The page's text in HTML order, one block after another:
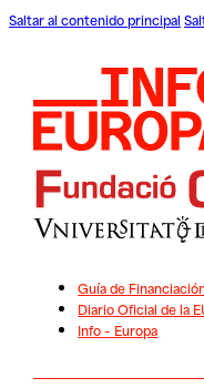
Saltar al contenido principal
Guía de
Diario Oficial de la
Info – Europa